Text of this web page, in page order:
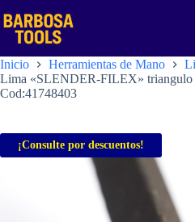
al
contenido
Inicio Herramientas de Mano
Lima «SLENDER-FILEX» triangulo
Cod:41748403
¡Consulte por descuentos!